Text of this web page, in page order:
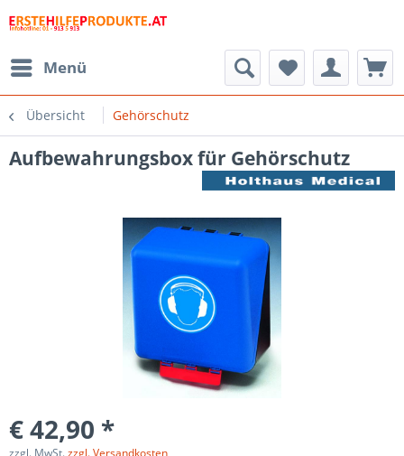
Menü
Übersicht Gehörschutz
Aufbewahrungsbox für Gehörschutz
€ 42,90 *
zzgl. MwSt.zzgl. Versandkosten